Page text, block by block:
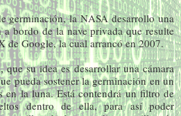
germinación, la NASA desarrollo una
a bordo de la nave privada que resulte
de Google, la cual arrancó en 2007.
que su idea es desarrollar una cámara
pueda sostener la germinación en un
en la luna. Está contendrá un filtro de
dentro de ella, para así poder